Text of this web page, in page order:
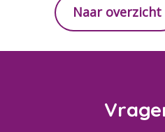
Naar overzicht